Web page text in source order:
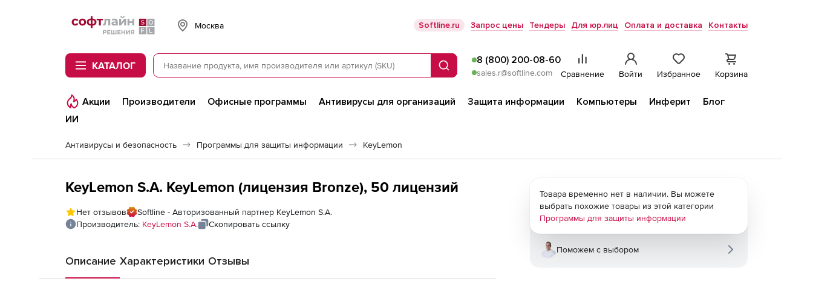
Softline
Москва Softline.ru Запрос цены Тендеры Для юр.лиц Оплата и доставка Контакты
КАТАЛОГ Поиск
8 (800) 200-08-60
sales.r@softline.com Сравнение Войти Избранное Корзина
Акции Производители Офисные программы Антивирусы для организаций Защита информации Компьютеры Инферит
Блог
ИИ
Антивирусы и безопасность Программы для защиты информации KeyLemon
KeyLemon S.A. KeyLemon (лицензия Bronze), 50 лицензий
Нет отзывов
Softline - Авторизованный партнер KeyLemon S.A.
Производитель: KeyLemon S.A. Скопировать ссылку
Описание Характеристики Отзывы
Товара временно нет в наличии. Вы можете
выбрать похожие товары из этой категории
Программы для защиты информации
Поможем с выбором